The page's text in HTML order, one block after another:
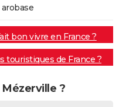
bon vivre en France ?
touristiques de France ?
?